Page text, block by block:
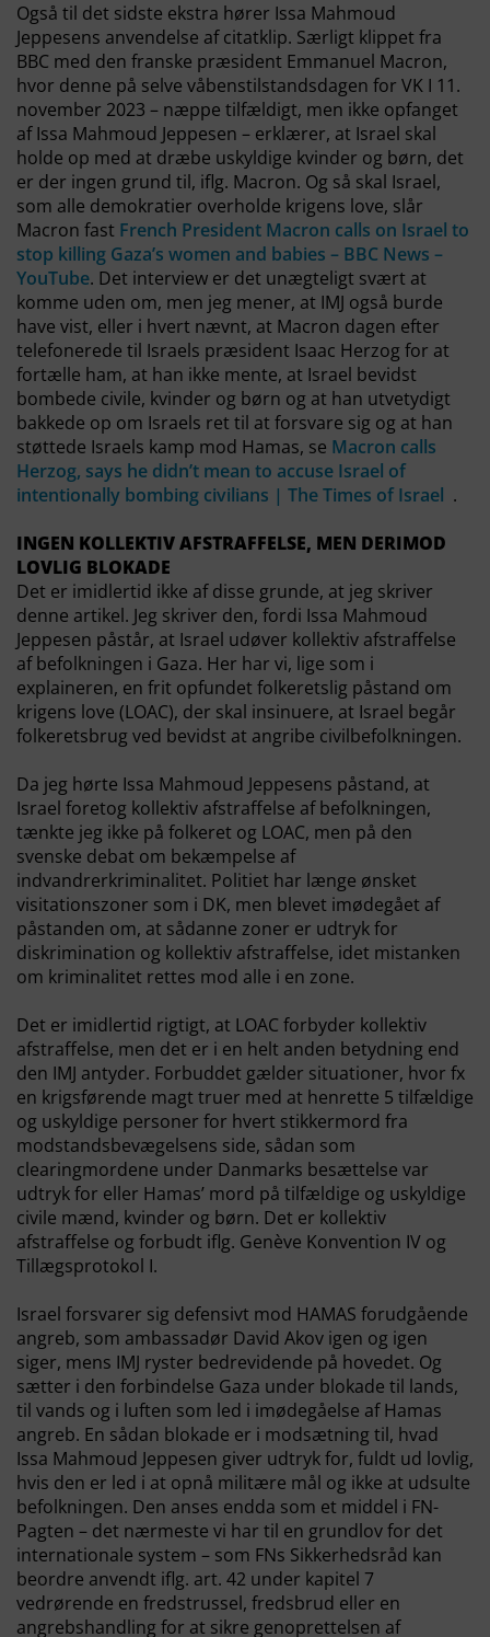
Også til det sidste ekstra hører Issa Mahmoud
Jeppesens anvendelse af citatklip. Særligt klippet fra
BBC med den franske præsident Emmanuel Macron,
hvor denne på selve våbenstilstandsdagen for VK I 11.
november 2023 – næppe tilfældigt, men ikke opfanget
af Issa Mahmoud Jeppesen – erklærer, at Israel skal
holde op med at dræbe uskyldige kvinder og børn, det
er der ingen grund til, iflg. Macron. Og så skal Israel,
som alle demokratier overholde krigens love, slår
Macron fast French President Macron calls on Israel to
stop killing Gaza’s women and babies – BBC News –
YouTube. Det interview er det unægteligt svært at
komme uden om, men jeg mener, at IMJ også burde
have vist, eller i hvert nævnt, at Macron dagen efter
telefonerede til Israels præsident Isaac Herzog for at
fortælle ham, at han ikke mente, at Israel bevidst
bombede civile, kvinder og børn og at han utvetydigt
bakkede op om Israels ret til at forsvare sig og at han
støttede Israels kamp mod Hamas, se Macron calls
Herzog, says he didn’t mean to accuse Israel of
intentionally bombing civilians | The Times of Israel .
INGEN KOLLEKTIV AFSTRAFFELSE, MEN DERIMOD
LOVLIG BLOKADE
Det er imidlertid ikke af disse grunde, at jeg skriver
denne artikel. Jeg skriver den, fordi Issa Mahmoud
Jeppesen påstår, at Israel udøver kollektiv afstraffelse
af befolkningen i Gaza. Her har vi, lige som i
explaineren, en frit opfundet folkeretslig påstand om
krigens love (LOAC), der skal insinuere, at Israel begår
folkeretsbrug ved bevidst at angribe civilbefolkningen.
Da jeg hørte Issa Mahmoud Jeppesens påstand, at
Israel foretog kollektiv afstraffelse af befolkningen,
tænkte jeg ikke på folkeret og LOAC, men på den
svenske debat om bekæmpelse af
indvandrerkriminalitet. Politiet har længe ønsket
visitationszoner som i DK, men blevet imødegået af
påstanden om, at sådanne zoner er udtryk for
diskrimination og kollektiv afstraffelse, idet mistanken
om kriminalitet rettes mod alle i en zone.
Det er imidlertid rigtigt, at LOAC forbyder kollektiv
afstraffelse, men det er i en helt anden betydning end
den IMJ antyder. Forbuddet gælder situationer, hvor fx
en krigsførende magt truer med at henrette 5 tilfældige
og uskyldige personer for hvert stikkermord fra
modstandsbevægelsens side, sådan som
clearingmordene under Danmarks besættelse var
udtryk for eller Hamas’ mord på tilfældige og uskyldige
civile mænd, kvinder og børn. Det er kollektiv
afstraffelse og forbudt iflg. Genève Konvention IV og
Tillægsprotokol I.
Israel forsvarer sig defensivt mod HAMAS forudgående
angreb, som ambassadør David Akov igen og igen
siger, mens IMJ ryster bedrevidende på hovedet. Og
sætter i den forbindelse Gaza under blokade til lands,
til vands og i luften som led i imødegåelse af Hamas
angreb. En sådan blokade er i modsætning til, hvad
Issa Mahmoud Jeppesen giver udtryk for, fuldt ud lovlig,
hvis den er led i at opnå militære mål og ikke at udsulte
befolkningen. Den anses endda som et middel i FN-
Pagten – det nærmeste vi har til en grundlov for det
internationale system – som FNs Sikkerhedsråd kan
beordre anvendt iflg. art. 42 under kapitel 7
vedrørende en fredstrussel, fredsbrud eller en
angrebshandling for at sikre genoprettelsen af